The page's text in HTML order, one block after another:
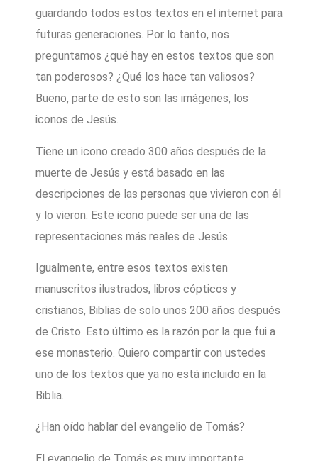
guardando todos estos textos en el internet para
futuras generaciones. Por lo tanto, nos
preguntamos ¿qué hay en estos textos que son
tan poderosos? ¿Qué los hace tan valiosos?
Bueno, parte de esto son las imágenes, los
iconos de Jesús.
Tiene un icono creado 300 años después de la
muerte de Jesús y está basado en las
descripciones de las personas que vivieron con él
y lo vieron. Este icono puede ser una de las
representaciones más reales de Jesús.
Igualmente, entre esos textos existen
manuscritos ilustrados, libros cópticos y
cristianos, Biblias de solo unos 200 años después
de Cristo. Esto último es la razón por la que fui a
ese monasterio. Quiero compartir con ustedes
uno de los textos que ya no está incluido en la
Biblia.
¿Han oído hablar del evangelio de Tomás?